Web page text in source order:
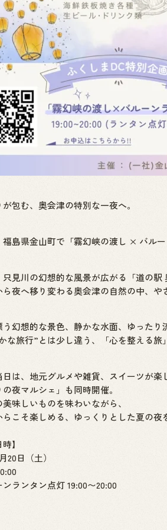
包む、奥会津の特別な一夜へ。
福島県金山町で「霧幻峡の渡し × バル
見川の幻想的な風景が広がる「道の駅
ら夜へ移り変わる奥会津の自然の中、
幻想的な景色、静かな水面、ゆったり
な旅行”とは少し違う、「心を整える
日は、地元グルメや雑貨、スイーツが楽
の夜マルシェ」も同時開催。
味しいものを味わいながら、
こそ楽しめる、ゆっくりとした夏の夜
】
20日（土）
ランタン点灯 19:00〜20:00